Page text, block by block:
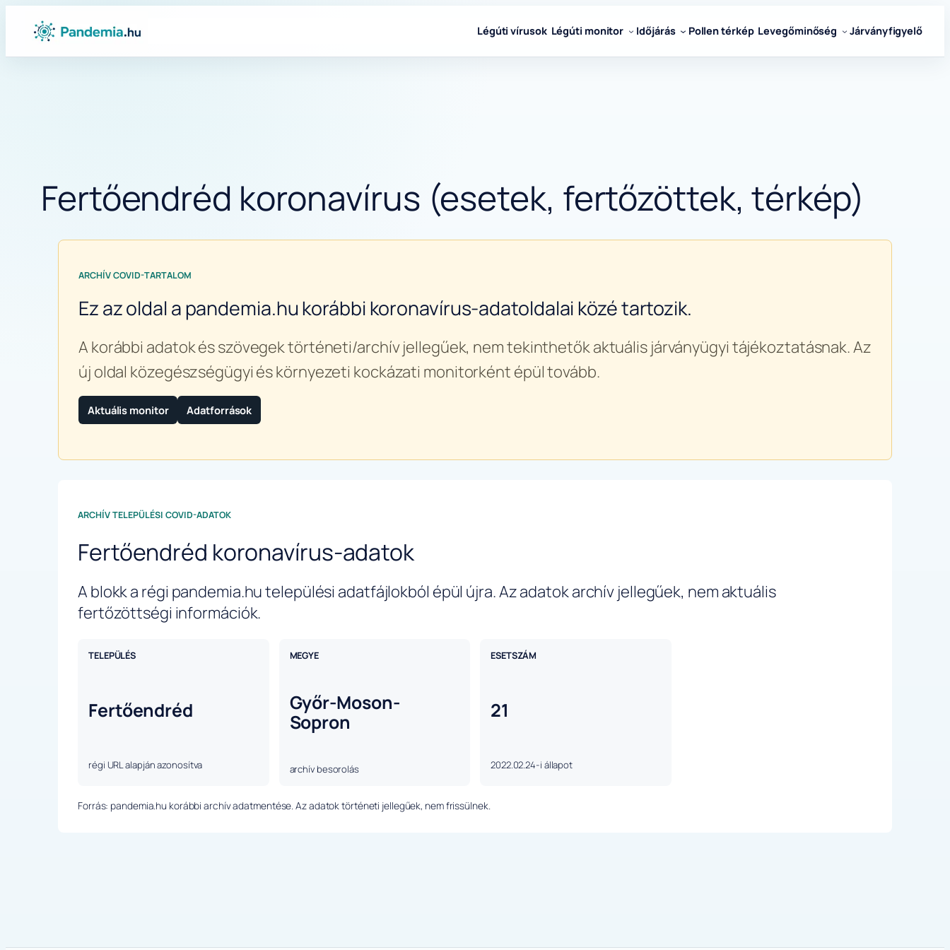
Ugrás
tartalomhoz
Légúti vírusok Légúti monitor Időjárás Pollen térkép Levegőminőség Járványfigyelő
Fertőendréd koronavírus (esetek, fertőzöttek, térkép)
ARCHÍV COVID-TARTALOM
Ez az oldal a pandemia.hu korábbi koronavírus-adatoldalai közé tartozik.
A korábbi adatok és szövegek történeti/archív jellegűek, nem tekinthetők aktuális járványügyi tájékoztatásnak. Az
új oldal közegészségügyi és környezeti kockázati monitorként épül tovább.
Aktuális monitor Adatforrások
ARCHÍV TELEPÜLÉSI COVID-ADATOK
Fertőendréd koronavírus-adatok
A blokk a régi pandemia.hu települési adatfájlokból épül újra. Az adatok archív jellegűek, nem aktuális
fertőzöttségi információk.
TELEPÜLÉS
Fertőendréd
régi URL alapján azonosítva
MEGYE
Győr-Moson-
Sopron
archív besorolás
ESETSZÁM
21
2022.02.24-i állapot
Forrás: pandemia.hu korábbi archív adatmentése. Az adatok történeti jellegűek, nem frissülnek.